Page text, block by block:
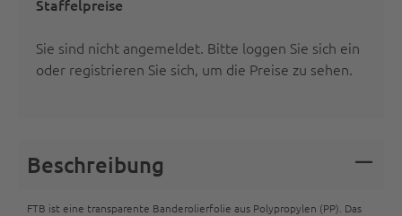
Staffelpreise
Sie sind nicht angemeldet. Bitte loggen Sie sich ein
oder registrieren Sie sich, um die Preise zu sehen.
Beschreibung
FTB ist eine transparente Banderolierfolie aus Polypropylen (PP). Das